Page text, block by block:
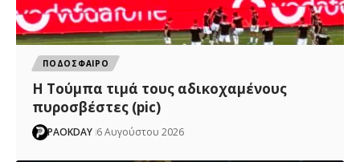
ΠΟΔΟΣΦΑΙΡΟ
H Tούμπα τιμά τους αδικοχαμένους
πυροσβέστες (pic)
PAOKDAY 6 Αυγούστου 2026